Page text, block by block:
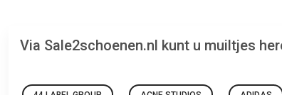
Via Sale2schoenen.nl kunt u muiltjes